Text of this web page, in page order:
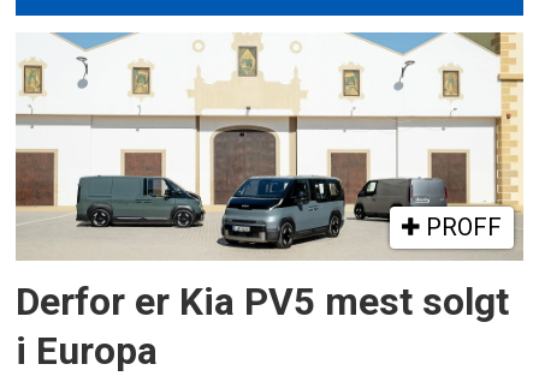
PROFF
Derfor er Kia PV5 mest solgt
i Europa